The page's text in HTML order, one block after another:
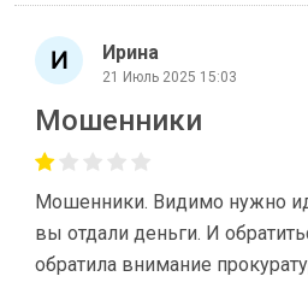
Ирина
21 Июль 2025 15:03
Мошенники
Мошенники. Видимо нужно
вы отдали деньги. И
обратила внимание